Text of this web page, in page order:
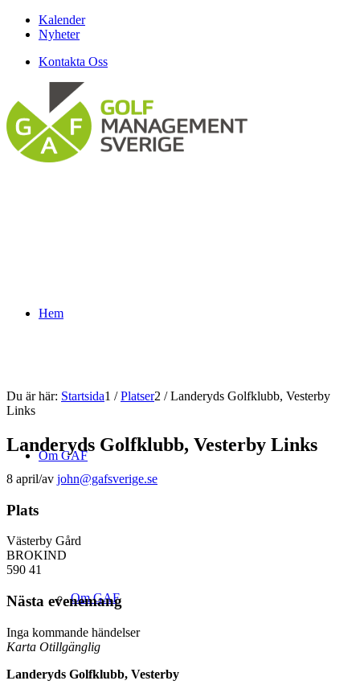
Kalender
Nyheter
Kontakta Oss
Hem
Om GAF
Om GAF
Du är här: Startsida1 / Platser2 / Landeryds Golfklubb, Vesterby
Links
Landeryds Golfklubb, Vesterby Links
8 april/av john@gafsverige.se
Plats
Västerby Gård
BROKIND
590 41
Nästa evenemang
Inga kommande händelser
Karta Otillgänglig
Landeryds Golfklubb, Vesterby